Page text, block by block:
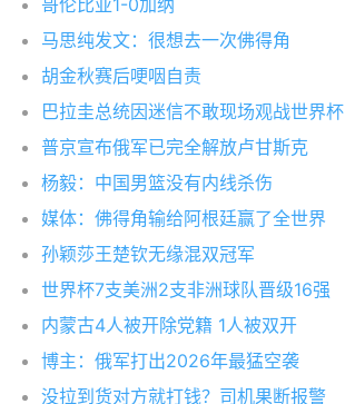
哥伦比亚1-0加纳
马思纯发文：很想去一次佛得角
胡金秋赛后哽咽自责
巴拉圭总统因迷信不敢现场观战世界杯
普京宣布俄军已完全解放卢甘斯克
杨毅：中国男篮没有内线杀伤
媒体：佛得角输给阿根廷赢了全世界
孙颖莎王楚钦无缘混双冠军
世界杯7支美洲2支非洲球队晋级16强
内蒙古4人被开除党籍 1人被双开
博主：俄军打出2026年最猛空袭
没拉到货对方就打钱？司机果断报警